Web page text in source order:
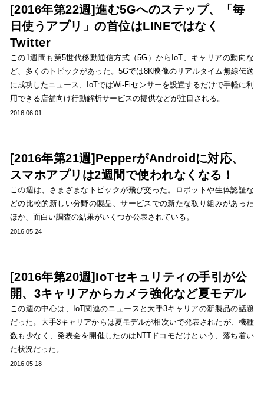
[2016年第22週]進む5Gへのステップ、「毎
日使うアプリ」の首位はLINEではなく
Twitter
この1週間も第5世代移動通信方式（5G）からIoT、キャリアの動向な
ど、多くのトピックがあった。5Gでは8K映像のリアルタイム無線伝送
に成功したニュース、IoTではWi-Fiセンサーを設置するだけで手軽に利
用できる店舗向け行動解析サービスの提供などが注目される。
2016.06.01
[2016年第21週]PepperがAndroidに対応、
スマホアプリは2週間で使われなくなる！
この週は、さまざまなトピックが飛び交った。ロボットや生体認証な
どの比較的新しい分野の製品、サービスでの新たな取り組みがあった
ほか、面白い調査の結果がいくつか公表されている。
2016.05.24
[2016年第20週]IoTセキュリティの手引が公
開、3キャリアからカメラ強化など夏モデル
この週の中心は、IoT関連のニュースと大手3キャリアの新製品の話題
だった。大手3キャリアからは夏モデルが相次いで発表されたが、機種
数も少なく、発表会を開催したのはNTTドコモだけという、落ち着い
た状況だった。
2016.05.18